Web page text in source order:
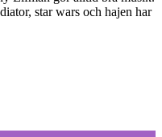
star wars och hajen har